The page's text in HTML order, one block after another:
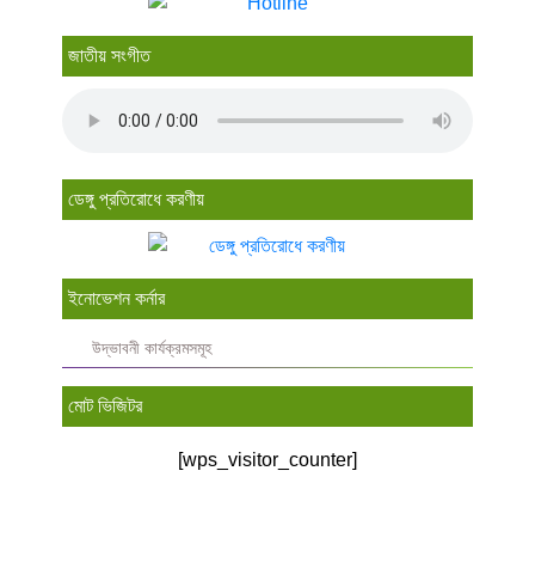
জাতীয় সংগীত
ডেঙ্গু প্রতিরোধে করণীয়
ইনোভেশন কর্নার
উদ্ভাবনী কার্যক্রমসমূহ
মোট ভিজিটর
[wps_visitor_counter]